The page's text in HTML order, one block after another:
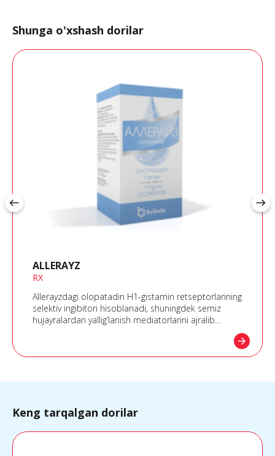
Shunga o'xshash dorilar
ALLERAYZ
RX
Allerayzdagi olopatadin H1-gistamin retseptorlarining
selektiv ingibitori hisoblanadi, shuningdek semiz
hujayralardan yallig’lanish mediatorlarini ajralib
arrow_forward
west east
Keng tarqalgan dorilar